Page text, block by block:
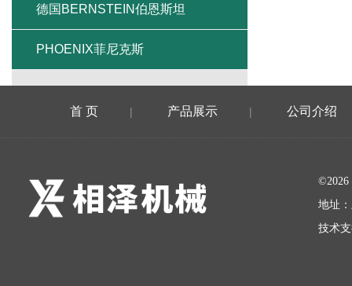
德国BERNSTEIN伯恩斯坦
PHOENIX菲尼克斯
首 页 | 产品展示 | 公司介绍
地址
技术